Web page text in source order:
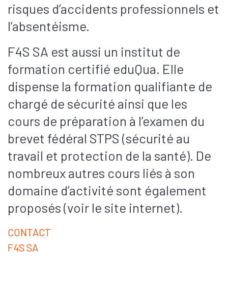
risques d’accidents professionnels et
l’absentéisme.
F4S SA est aussi un institut de
formation certifié eduQua. Elle
dispense la formation qualifiante de
chargé de sécurité ainsi que les
cours de préparation à l’examen du
brevet fédéral STPS (sécurité au
travail et protection de la santé). De
nombreux autres cours liés à son
domaine d’activité sont également
proposés (voir le site internet).
CONTACT
F4S SA